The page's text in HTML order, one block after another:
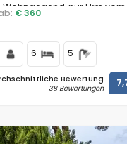
nur 1 km vom
entfernt.
€ 360
6 5
Bewertung
38 Bewertungen